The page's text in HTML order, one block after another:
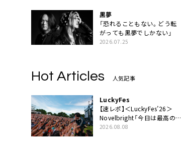
黒夢
「恐れることもない。どう転
がっても黒夢でしかない」
2026.07.25
Hot Articles 人気記事
LuckyFes
【速レポ】＜LuckyFes’26＞
Novelbright「今日は最高のフ
ェス日和。最高の休日を、最
2026.08.08